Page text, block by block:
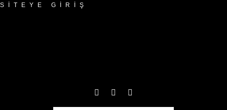
SITEYE GIRIŞ